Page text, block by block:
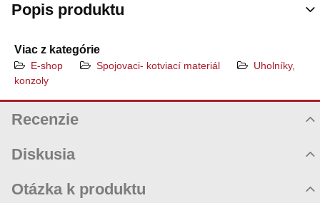
Popis produktu
Viac z kategórie
E-shop Spojovaci- kotviací materiál
Uholníky,
konzoly
Recenzie
Diskusia
Zatiaľ nie sú žiadne komentáre! Buďte prvý!
Otázka k produktu